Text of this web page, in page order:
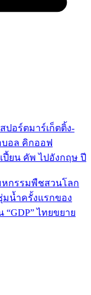
ปอร์ตมาร์เก็ตติ้ง-
บอล คิกออฟ
ปี้ยน คัพ ไปอังกฤษ ปี
หกรรมพืชสวนโลก
มน้ำครั้งแรกของ
“GDP” ไทยขยาย